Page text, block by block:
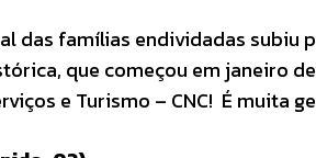
das famílias endividadas subiu
que começou em janeiro
e Turismo – CNC! É muita